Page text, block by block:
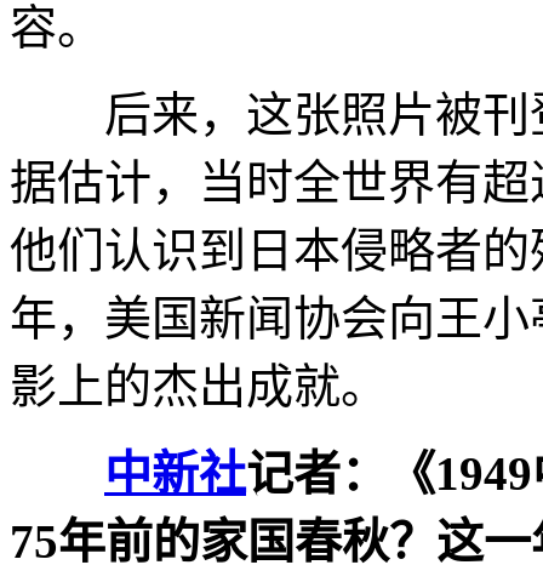
容。
后来，这张照片被刊
据估计，当时全世界有
他们认识到日本侵略者
年，美国新闻协会向王
影上的杰出成就。
中新社记者：《
75年前的家国春秋？这